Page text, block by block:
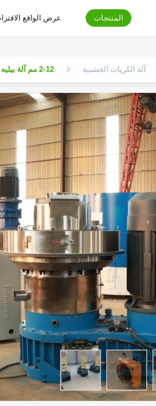
المنتجات عرض الواقع
آلة الكريات الخشبية 2-12 مم آلة بيليه الخشب من سيقان نشارة الخشب